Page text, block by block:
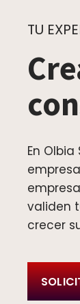
TU
En
validen
crecer